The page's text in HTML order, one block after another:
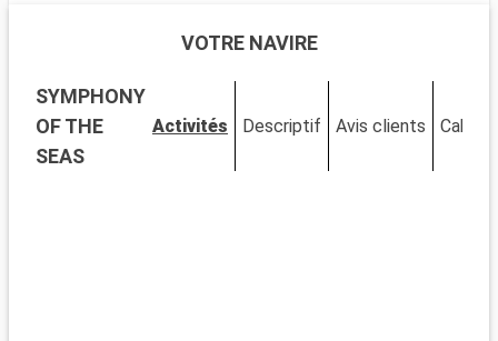
Fort Lauderdale est réputée pour ses plages de sable et ses
galeries d'art et restaurants, offre une expérience de
shopping et de détente unique. Le Musée de Bonnet House se
distingue par son architecture singulière et ses jardins
tropicaux. La ville est également idéale pour les activités
VOTRE NAVIRE
SYMPHONY
OF THE
SEAS
Activités Descriptif Avis clients